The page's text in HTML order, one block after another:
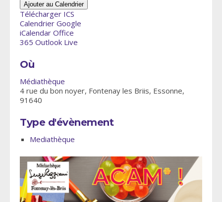
Ajouter au Calendrier
Télécharger ICS
Calendrier Google
iCalendar Office
365 Outlook Live
Où
Médiathèque
4 rue du bon noyer, Fontenay les Briis, Essonne,
91640
Type d'évènement
Mediathèque